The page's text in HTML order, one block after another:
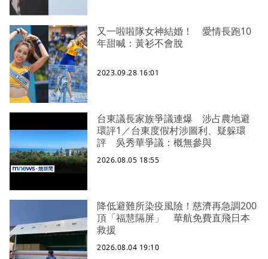
又一啦啦隊女神結婚！ 愛情長跑10
年甜喊：黃衫不會脫
2023.09.28 16:01
台東議長家族爭議連爆 涉占農地避
環評1／台東度假村涉圖利、疑躲環
評 吳秀華爭議：概無參與
2026.08.05 18:55
降低避難所染疫風險！慈濟再急調200
頂「福慧隔屏」 華航免費直飛日本
救援
2026.08.04 19:10